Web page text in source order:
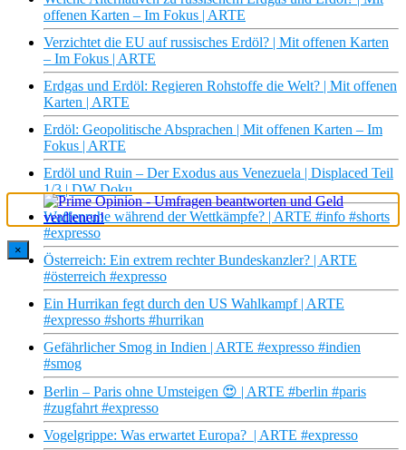
offenen Karten – Im Fokus | ARTE
Verzichtet die EU auf russisches Erdöl? | Mit offenen Karten
– Im Fokus | ARTE
Erdgas und Erdöl: Regieren Rohstoffe die Welt? | Mit offenen
Karten | ARTE
Erdöl: Geopolitische Absprachen | Mit offenen Karten – Im
Fokus | ARTE
Erdöl und Ruin – Der Exodus aus Venezuela | Displaced Teil
1/3 | DW Doku
Waffenruhe während der Wettkämpfe? | ARTE #info #shorts
#expresso
Österreich: Ein extrem rechter Bundeskanzler? | ARTE
#österreich #expresso
Ein Hurrikan fegt durch den US Wahlkampf | ARTE
#expresso #shorts #hurrikan
Gefährlicher Smog in Indien | ARTE #expresso #indien
#smog
Berlin – Paris ohne Umsteigen 😍 | ARTE #berlin #paris
#zugfahrt #expresso
Vogelgrippe: Was erwartet Europa? | ARTE #expresso
×